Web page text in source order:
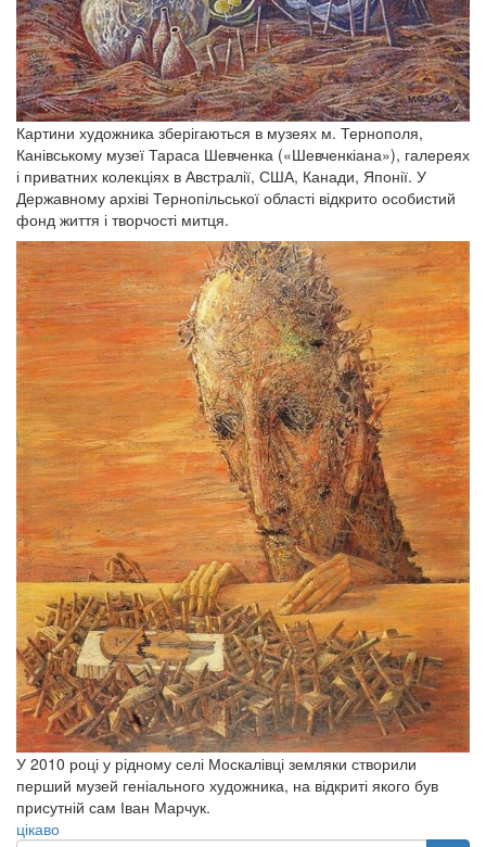
Картини художника зберігаються в музеях м. Тернополя,
Канівському музеї Тараса Шевченка («Шевченкіана»), галереях
і приватних колекціях в Австралії, США, Канади, Японії. У
Державному архіві Тернопільської області відкрито особистий
фонд життя і творчості митця.
У 2010 році у рідному селі Москалівці земляки створили
перший музей геніального художника, на відкриті якого був
присутній сам Іван Марчук.
цікаво